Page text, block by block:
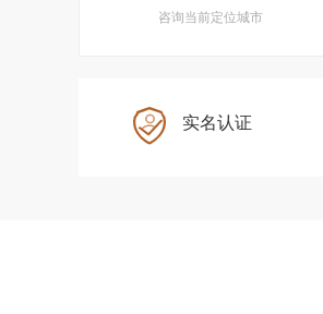
咨询当前定位城市
实名认证